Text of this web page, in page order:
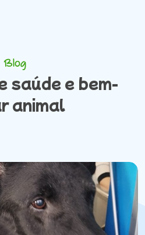
Blog
saúde e bem-
animal